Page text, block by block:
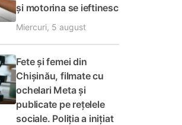
și motorina se ieftinesc
Miercuri, 5 august
Fete și femei din
Chișinău, filmate cu
ochelari Meta și
publicate pe rețelele
sociale. Poliția a inițiat